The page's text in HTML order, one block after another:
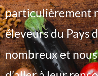
particulièrement
éleveurs du Pays
nombreux et